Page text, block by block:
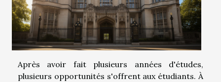
Après avoir fait plusieurs années d'études,
plusieurs opportunités s'offrent aux étudiants. À